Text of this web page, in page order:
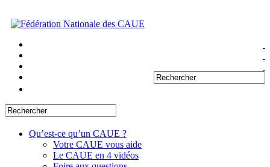
Qu’est-ce qu’un CAUE ?
Votre CAUE vous aide
Le CAUE en 4 vidéos